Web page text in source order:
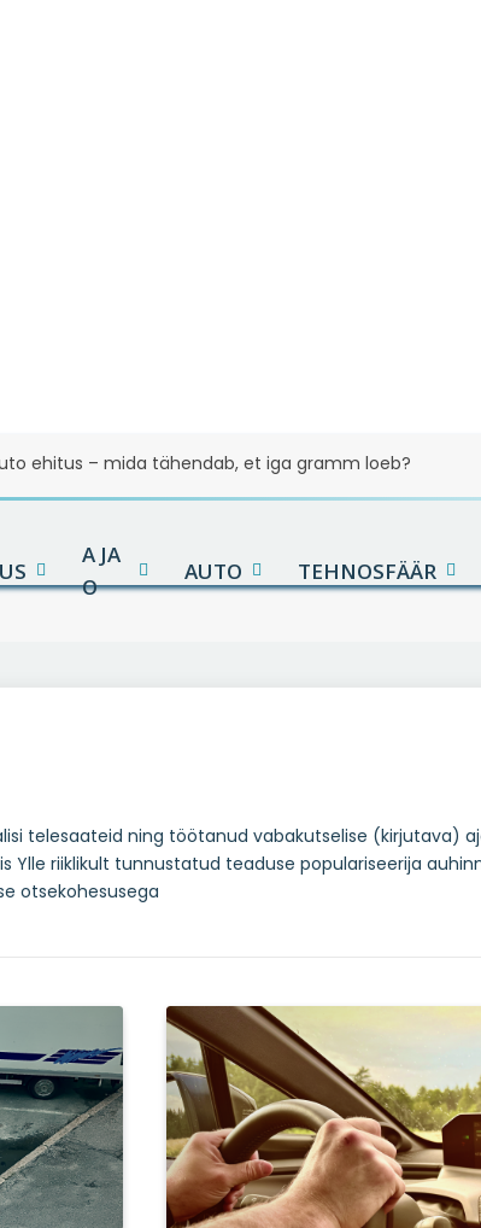
ehitus – mida tähendab, et iga gramm loeb?
A JA
O
AUTO TEHNOSFÄÄR
telesaateid ning töötanud vabakutselise (kirjutava)
Ylle riiklikult tunnustatud teaduse populariseerija
otsekohesusega